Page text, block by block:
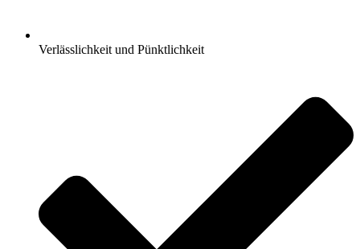
Verlässlichkeit und Pünktlichkeit